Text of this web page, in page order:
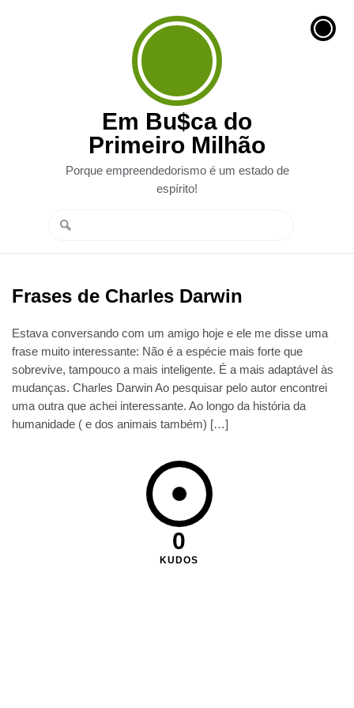
Em Bu$ca do
Primeiro Milhão
Porque empreendedorismo é um estado de
espírito!
Frases de Charles Darwin
Estava conversando com um amigo hoje e ele me disse uma
frase muito interessante: Não é a espécie mais forte que
sobrevive, tampouco a mais inteligente. É a mais adaptável às
mudanças. Charles Darwin Ao pesquisar pelo autor encontrei
uma outra que achei interessante. Ao longo da história da
humanidade ( e dos animais também) […]
0
KUDOS